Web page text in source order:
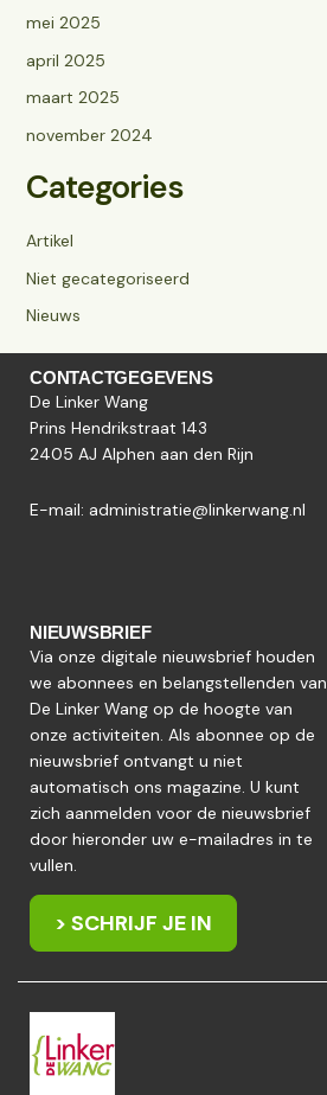
mei 2025
april 2025
maart 2025
november 2024
Categories
Artikel
Niet gecategoriseerd
Nieuws
CONTACTGEGEVENS
De Linker Wang
Prins Hendrikstraat 143
2405 AJ Alphen aan den Rijn
E-mail: administratie@linkerwang.nl
NIEUWSBRIEF
Via onze digitale nieuwsbrief houden
we abonnees en belangstellenden van
De Linker Wang op de hoogte van
onze activiteiten. Als abonnee op de
nieuwsbrief ontvangt u niet
automatisch ons magazine. U kunt
zich aanmelden voor de nieuwsbrief
door hieronder uw e-mailadres in te
vullen.
> SCHRIJF JE IN